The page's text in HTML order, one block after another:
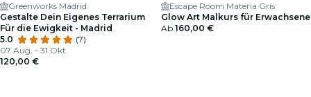
Greenworks Madrid
Gestalte Dein Eigenes Terrarium
Für die Ewigkeit - Madrid
5.0
(7)
07 Aug. - 31 Okt.
120,00 €
Escape Room Materia Gris
Glow Art Malkurs für Erwachsene
Ab 160,00 €